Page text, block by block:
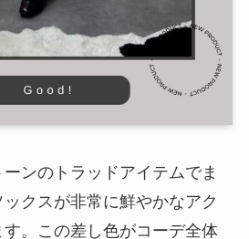
ンのトラッドアイテムでま
クスが非常に鮮やかなアク
。この差し色がコーデ全体